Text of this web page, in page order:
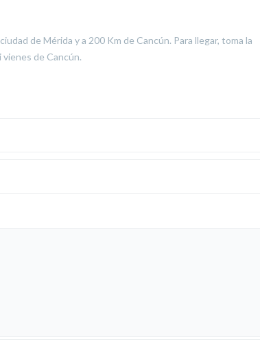
de Mérida y a 200 Km de Cancún. Para llegar, toma la
de Cancún.